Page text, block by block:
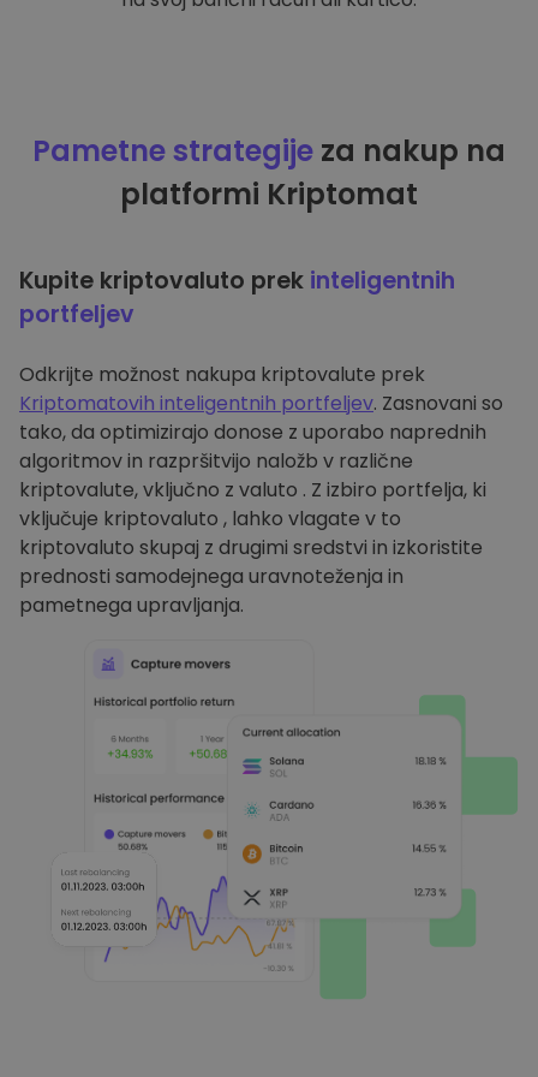
Pametne strategije za nakup na
platformi Kriptomat
Kupite kriptovaluto prek inteligentnih
portfeljev
Odkrijte možnost nakupa kriptovalute prek
Kriptomatovih inteligentnih portfeljev. Zasnovani so
tako, da optimizirajo donose z uporabo naprednih
algoritmov in razpršitvijo naložb v različne
kriptovalute, vključno z valuto . Z izbiro portfelja, ki
vključuje kriptovaluto , lahko vlagate v to
kriptovaluto skupaj z drugimi sredstvi in izkoristite
prednosti samodejnega uravnoteženja in
pametnega upravljanja.